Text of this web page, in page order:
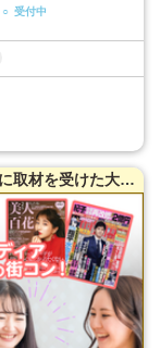
○ 受付中
【25～43歳限定】【梅田】全国誌・美人百花に取材を受けた大阪で一番出会える街コン♪満腹保証☆【当たる！と有名な女性占い師によるオラクルカード占い】を体験できます！【たっぷりお肉】室内バーベキュー街コン♪【充実お料理＆飲み放題付】超オシャレ隠れ家ダイニング貸切☆同世代で楽しむ♪席替えあり！